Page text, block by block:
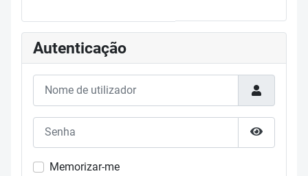
Autenticação
Mostrar
Memorizar-me